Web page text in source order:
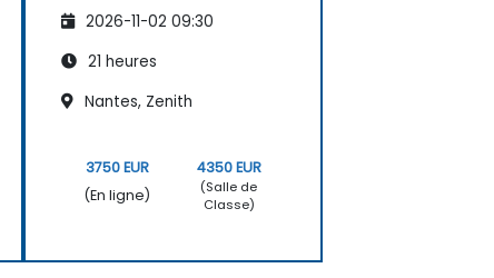
2026-11-02 09:30
21 heures
Nantes, Zenith
3750 EUR
(En ligne)
4350 EUR
(Salle de
Classe)